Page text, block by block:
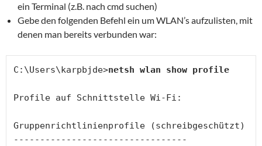
ein Terminal (z.B. nach cmd suchen)
Gebe den folgenden Befehl ein um WLAN’s aufzulisten, mit
denen man bereits verbunden war:
C:\Users\karpbjde>netsh wlan show profile
Profile auf Schnittstelle Wi-Fi:
Gruppenrichtlinienprofile (schreibgeschützt)
---------------------------------